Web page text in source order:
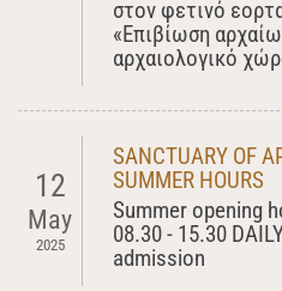
στον φετινό
«Επιβίωση
αρχαιολογικό
12
May
2025
SANCTUARY OF
SUMMER HOURS
Summer opening
08.30 - 15.30
admission